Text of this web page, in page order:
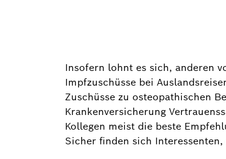
Insofern lohnt es sich, anderen
Impfzuschüsse bei
Zuschüsse zu osteopathischen
Krankenversicherung
Kollegen meist die beste
Sicher finden sich